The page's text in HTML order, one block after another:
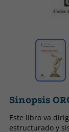
Sinopsis
Este libro va
estructurado y